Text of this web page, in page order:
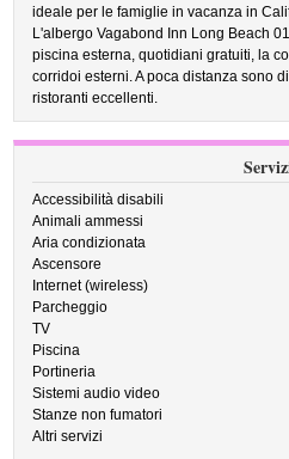
ideale per le famiglie in vacanza in
L'albergo Vagabond Inn Long Beach
piscina esterna, quotidiani gratuiti, la
corridoi esterni. A poca distanza sono
ristoranti eccellenti.
Accessibilità disabili
Animali ammessi
Aria condizionata
Ascensore
Internet (wireless)
Parcheggio
TV
Piscina
Portineria
Sistemi audio video
Stanze non fumatori
Altri servizi